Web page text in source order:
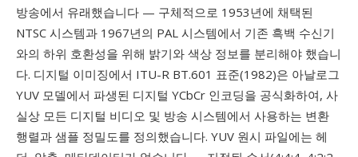
방송에서 유래했습니다 — 구체적으로 1953년에 채택된
NTSC 시스템과 1967년의 PAL 시스템에서 기존 흑백 수신기
와의 하위 호환성을 위해 밝기와 색상 정보를 분리해야 했습니
다. 디지털 이미징에서 ITU-R BT.601 표준(1982)은 아날로그
YUV 모델에서 파생된 디지털 YCbCr 인코딩을 공식화하여, 사
실상 모든 디지털 비디오 및 방송 시스템에서 사용하는 변환
행렬과 샘플 정밀도를 정의했습니다. YUV 원시 파일에는 헤